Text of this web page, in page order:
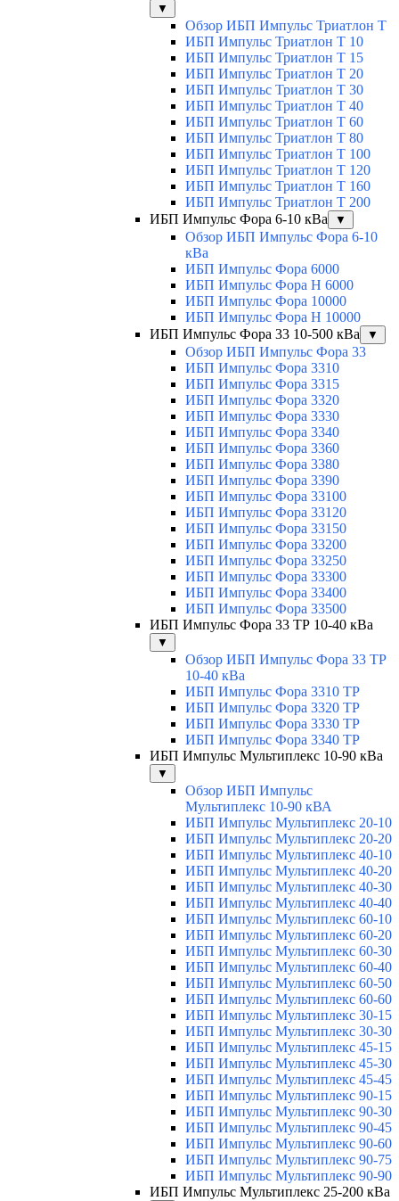
▼
Обзор ИБП Импульс Триатлон Т
ИБП Импульс Триатлон Т 10
ИБП Импульс Триатлон Т 15
ИБП Импульс Триатлон Т 20
ИБП Импульс Триатлон Т 30
ИБП Импульс Триатлон Т 40
ИБП Импульс Триатлон Т 60
ИБП Импульс Триатлон Т 80
ИБП Импульс Триатлон Т 100
ИБП Импульс Триатлон Т 120
ИБП Импульс Триатлон Т 160
ИБП Импульс Триатлон Т 200
ИБП Импульс Фора 6-10 кВа
▼
Обзор ИБП Импульс Фора 6-10
кВа
ИБП Импульс Фора 6000
ИБП Импульс Фора H 6000
ИБП Импульс Фора 10000
ИБП Импульс Фора H 10000
ИБП Импульс Фора 33 10-500 кВа
▼
Обзор ИБП Импульс Фора 33
ИБП Импульс Фора 3310
ИБП Импульс Фора 3315
ИБП Импульс Фора 3320
ИБП Импульс Фора 3330
ИБП Импульс Фора 3340
ИБП Импульс Фора 3360
ИБП Импульс Фора 3380
ИБП Импульс Фора 3390
ИБП Импульс Фора 33100
ИБП Импульс Фора 33120
ИБП Импульс Фора 33150
ИБП Импульс Фора 33200
ИБП Импульс Фора 33250
ИБП Импульс Фора 33300
ИБП Импульс Фора 33400
ИБП Импульс Фора 33500
ИБП Импульс Фора 33 ТР 10-40 кВа
▼
Обзор ИБП Импульс Фора 33 ТР
10-40 кВа
ИБП Импульс Фора 3310 ТР
ИБП Импульс Фора 3320 ТР
ИБП Импульс Фора 3330 ТР
ИБП Импульс Фора 3340 ТР
ИБП Импульс Мультиплекс 10-90 кВа
▼
Обзор ИБП Импульс
Мультиплекс 10-90 кВА
ИБП Импульс Мультиплекс 20-10
ИБП Импульс Мультиплекс 20-20
ИБП Импульс Мультиплекс 40-10
ИБП Импульс Мультиплекс 40-20
ИБП Импульс Мультиплекс 40-30
ИБП Импульс Мультиплекс 40-40
ИБП Импульс Мультиплекс 60-10
ИБП Импульс Мультиплекс 60-20
ИБП Импульс Мультиплекс 60-30
ИБП Импульс Мультиплекс 60-40
ИБП Импульс Мультиплекс 60-50
ИБП Импульс Мультиплекс 60-60
ИБП Импульс Мультиплекс 30-15
ИБП Импульс Мультиплекс 30-30
ИБП Импульс Мультиплекс 45-15
ИБП Импульс Мультиплекс 45-30
ИБП Импульс Мультиплекс 45-45
ИБП Импульс Мультиплекс 90-15
ИБП Импульс Мультиплекс 90-30
ИБП Импульс Мультиплекс 90-45
ИБП Импульс Мультиплекс 90-60
ИБП Импульс Мультиплекс 90-75
ИБП Импульс Мультиплекс 90-90
ИБП Импульс Мультиплекс 25-200 кВа